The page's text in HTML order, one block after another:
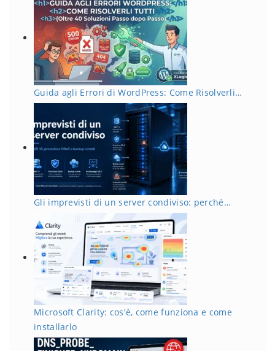
Guida agli Errori di WordPress: Come Risolverli…
Gli imprevisti di un server condiviso: perché…
Microsoft Clarity: cos'è, come funziona e come
installarlo